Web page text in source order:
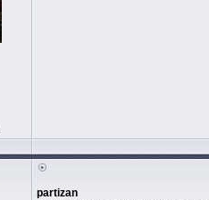
partizan